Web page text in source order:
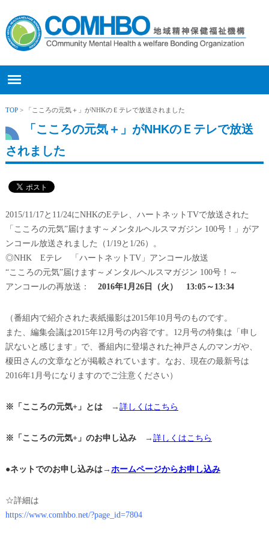
TOP> 「こころの元気＋」がNHKのＥテレで放送されました
「こころの元気＋」がNHKのＥテレで放送
されました
2015/11/17と11/24にNHKのEテレ、ハートネットTVで放送された
「こころの元気”届けます～メンタルヘルスマガジン 100号！」がア
ンコール放送されました（1/19と1/26）。
◎NHK Eテレ 「ハートネットTV」アンコール放送
“こころの元気”届けます～メンタルヘルスマガジン 100号！～
アンコールの再放送： 2016年1月26日（火） 13:05～13:34
（番組内で紹介された表紙撮影は2015年10月号のものです。
また、編集会議は2015年12月号の内容です。12月号の特集は「申し
訳ないと感じます」で、番組内に登場された神戸さんのマンガや、
榎田さんの文章などが掲載されています。なお、現在の最新号は
2016年1月号になりますのでご注意ください）
※「こころの元気+」とは→ 詳しくはこちら
※「こころの元気+」のお申し込み→ 詳しくはこちら
●ネットでのお申し込みは→ ホームページからお申し込み
☆詳細は
https://www.comhbo.net/?page_id=7804